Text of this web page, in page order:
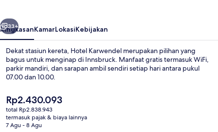
Berikutnya
33+
RingkasanKamarLokasiKebijakan
Dekat stasiun kereta, Hotel Karwendel merupakan pilihan yang
bagus untuk menginap di Innsbruck. Manfaat gratis termasuk WiFi,
parkir mandiri, dan sarapan ambil sendiri setiap hari antara pukul
07.00 dan 10.00.
Harga
saat
ini
Rp2.430.093
Rp2.430.093
total Rp2.838.943
termasuk pajak & biaya lainnya
7 Agu - 8 Agu